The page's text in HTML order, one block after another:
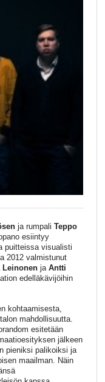
ja rumpali Teppo
esiintyy
puitteissa visualisti
2012 valmistunut
Leinonenja Antti
edelläkävijöihin
kohtaamisesta,
mahdollisuutta.
esitetään
jälkeen
pieniksi palikoiksi ja
maailman. Näin